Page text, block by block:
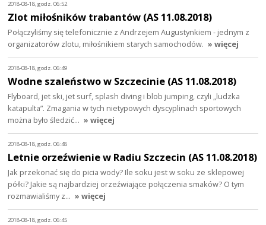
2018-08-18, godz. 06:52
Zlot miłośników trabantów (AS 11.08.2018)
Połączyliśmy się telefonicznie z Andrzejem Augustynkiem - jednym z
organizatorów zlotu, miłośnikiem starych samochodów. » więcej
2018-08-18, godz. 06:49
Wodne szaleństwo w Szczecinie (AS 11.08.2018)
Flyboard, jet ski, jet surf, splash diving i blob jumping, czyli „ludzka
katapulta”. Zmagania w tych nietypowych dyscyplinach sportowych
można było śledzić… » więcej
2018-08-18, godz. 06:48
Letnie orzeźwienie w Radiu Szczecin (AS 11.08.2018)
Jak przekonać się do picia wody? Ile soku jest w soku ze sklepowej
półki? Jakie są najbardziej orzeźwiające połączenia smaków? O tym
rozmawialiśmy z… » więcej
2018-08-18, godz. 06:45